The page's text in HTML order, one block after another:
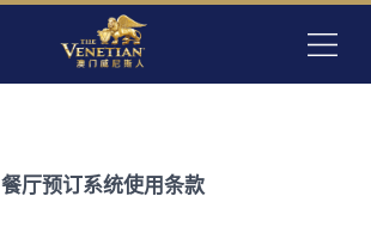
餐厅预订系统使用条款